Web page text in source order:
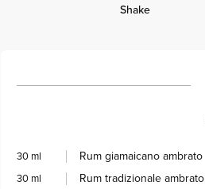
Shake
30 ml Rum giamaicano ambrato
30 ml Rum tradizionale ambrato